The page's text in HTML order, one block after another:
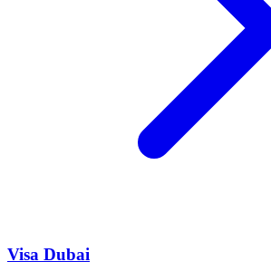
Visa Dubai